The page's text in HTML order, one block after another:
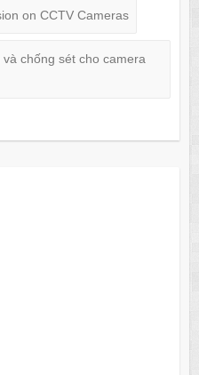
on CCTV Cameras
chống sét cho camera